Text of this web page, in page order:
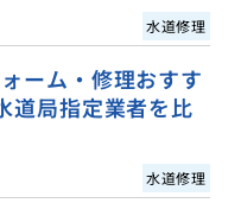
水道修理
ーム・修理おすす
道局指定業者を比
水道修理